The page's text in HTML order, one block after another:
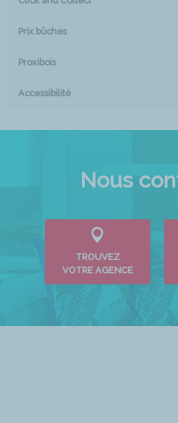
Prix bûches
Proxibois
Accessibilité
Nous
TROUVEZ
VOTRE AGENCE